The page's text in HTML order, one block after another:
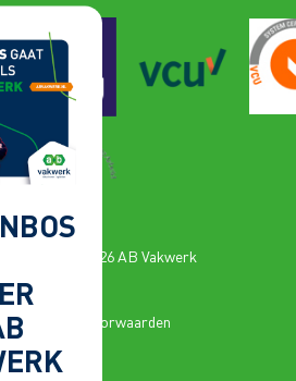
Copyright 2026 AB Vakwerk
Privacy
Algemene voorwaarden
Cookies